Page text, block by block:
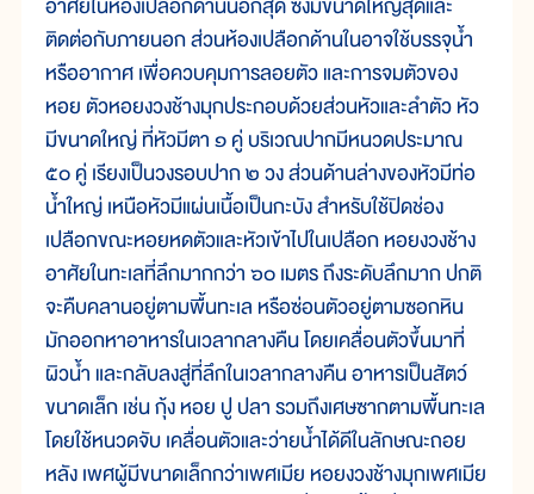
อาศัยในห้องเปลือกด้านนอกสุด ซึ่งมีขนาดใหญ่สุดและ
ติดต่อกับภายนอก ส่วนห้องเปลือกด้านในอาจใช้บรรจุน้ำ
หรืออากาศ เพื่อควบคุมการลอยตัว และการจมตัวของ
หอย ตัวหอยงวงช้างมุกประกอบด้วยส่วนหัวและลำตัว หัว
มีขนาดใหญ่ ที่หัวมีตา ๑ คู่ บริเวณปากมีหนวดประมาณ
๕๐ คู่ เรียงเป็นวงรอบปาก ๒ วง ส่วนด้านล่างของหัวมีท่อ
น้ำใหญ่ เหนือหัวมีแผ่นเนื้อเป็นกะบัง สำหรับใช้ปิดช่อง
เปลือกขณะหอยหดตัวและหัวเข้าไปในเปลือก หอยงวงช้าง
อาศัยในทะเลที่ลึกมากกว่า ๖๐ เมตร ถึงระดับลึกมาก ปกติ
จะคืบคลานอยู่ตามพื้นทะเล หรือซ่อนตัวอยู่ตามซอกหิน
มักออกหาอาหารในเวลากลางคืน โดยเคลื่อนตัวขึ้นมาที่
ผิวน้ำ และกลับลงสู่ที่ลึกในเวลากลางคืน อาหารเป็นสัตว์
ขนาดเล็ก เช่น กุ้ง หอย ปู ปลา รวมถึงเศษซากตามพื้นทะเล
โดยใช้หนวดจับ เคลื่อนตัวและว่ายน้ำได้ดีในลักษณะถอย
หลัง เพศผู้มีขนาดเล็กกว่าเพศเมีย หอยงวงช้างมุกเพศเมีย